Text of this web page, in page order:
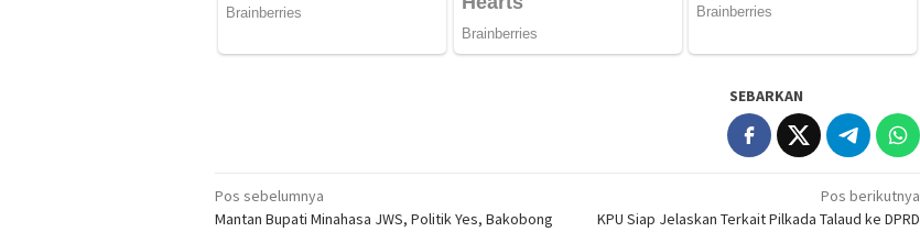
SEBARKAN
Navigasi
Pos sebelumnya
Mantan Bupati Minahasa JWS, Politik Yes, Bakobong
Pos berikutnya
KPU Siap Jelaskan Terkait Pilkada Talaud ke DPRD